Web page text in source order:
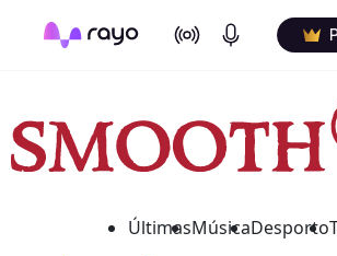
On Air Podcasts
ÚltimasMúsicaDesporto